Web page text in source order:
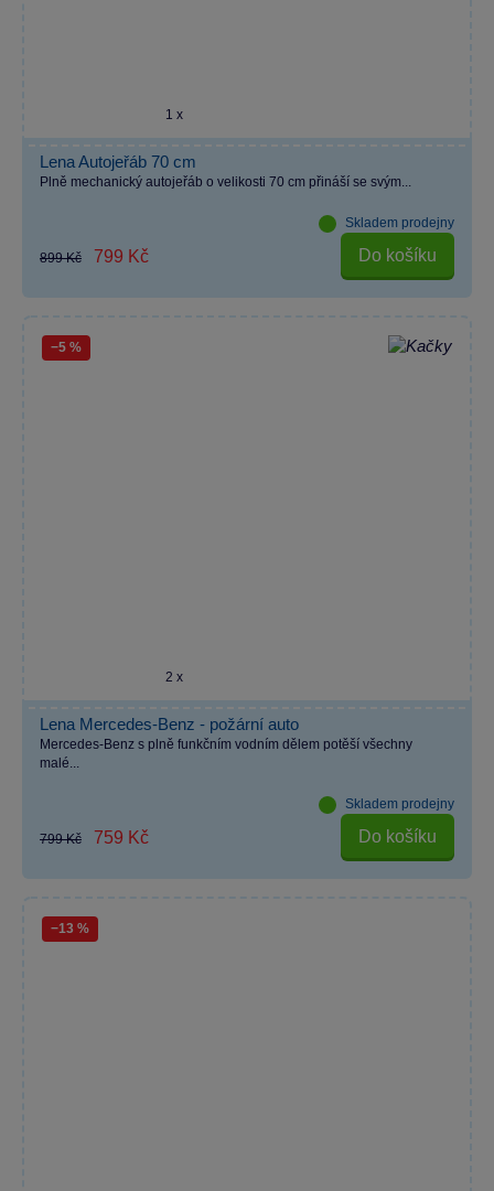
1 x
Lena Autojeřáb 70 cm
Plně mechanický autojeřáb o velikosti 70 cm přináší se svým...
Skladem prodejny
899 Kč 799 Kč Do košíku
−5 %
2 x
Lena Mercedes-Benz - požární auto
Mercedes-Benz s plně funkčním vodním dělem potěší všechny
malé...
Skladem prodejny
799 Kč 759 Kč Do košíku
−13 %